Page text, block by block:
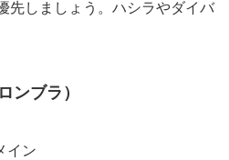
先しましょう。ハシラやダイバ
ンブラ）
イン